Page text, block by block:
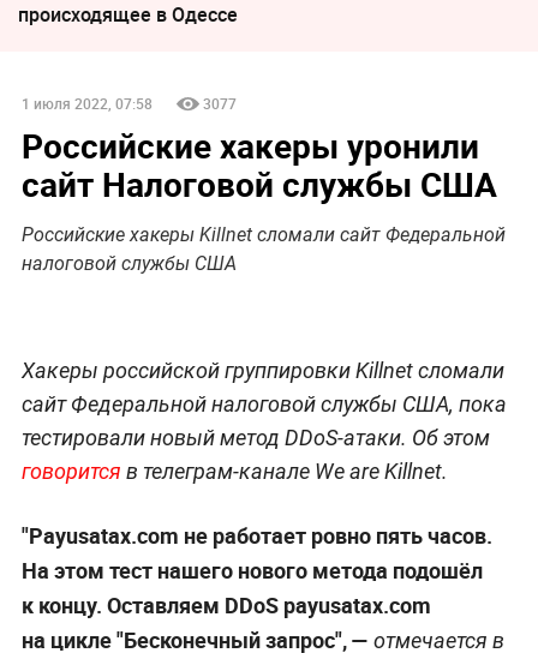
происходящее в Одессе
1 июля 2022, 07:58 3077
Российские хакеры уронили
сайт Налоговой службы США
Российские хакеры Killnet сломали сайт Федеральной
налоговой службы США
Хакеры российской группировки Killnet сломали
сайт Федеральной налоговой службы США, пока
тестировали новый метод DDoS-атаки. Об этом
говорится в телеграм-канале We are Killnet.
"Payusatax.com не работает ровно пять часов.
На этом тест нашего нового метода подошёл
к концу. Оставляем DDoS payusatax.com
на цикле "Бесконечный запрос", — отмечается в